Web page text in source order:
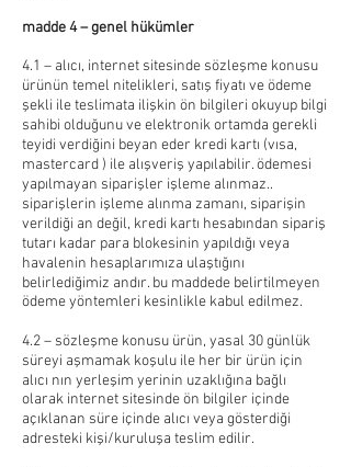
madde 4 – genel hükümler
4.1 – alıcı, internet sitesinde sözleşme konusu
ürünün temel nitelikleri, satış fiyatı ve ödeme
şekli ile teslimata ilişkin ön bilgileri okuyup bilgi
sahibi olduğunu ve elektronik ortamda gerekli
teyidi verdiğini beyan eder kredi kartı (vısa,
mastercard ) ile alışveriş yapılabilir. ödemesi
yapılmayan siparişler işleme alınmaz..
siparişlerin işleme alınma zamanı, siparişin
verildiği an değil, kredi kartı hesabından sipariş
tutarı kadar para blokesinin yapıldığı veya
havalenin hesaplarımıza ulaştığını
belirlediğimiz andır. bu maddede belirtilmeyen
ödeme yöntemleri kesinlikle kabul edilmez.
4.2 – sözleşme konusu ürün, yasal 30 günlük
süreyi aşmamak koşulu ile her bir ürün için
alıcı nın yerleşim yerinin uzaklığına bağlı
olarak internet sitesinde ön bilgiler içinde
açıklanan süre içinde alıcı veya gösterdiği
adresteki kişi/kuruluşa teslim edilir.